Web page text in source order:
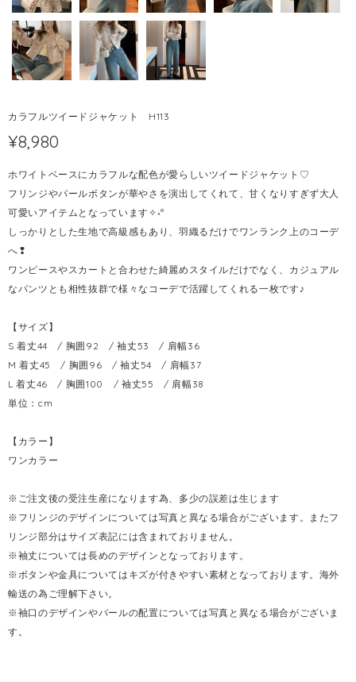
カラフルツイードジャケット H113
¥8,980
ホワイトベースにカラフルな配色が愛らしいツイードジャケット♡
フリンジやパールボタンが華やさを演出してくれて、甘くなりすぎず大人
可愛いアイテムとなっています✧˖°
しっかりとした生地で高級感もあり、羽織るだけでワンランク上のコーデ
へ❢
ワンピースやスカートと合わせた綺麗めスタイルだけでなく、カジュアル
なパンツとも相性抜群で様々なコーデで活躍してくれる一枚です♪
【サイズ】
S 着丈44 / 胸囲92 / 袖丈53 / 肩幅36
M 着丈45 / 胸囲96 / 袖丈54 / 肩幅37
L 着丈46 / 胸囲100 / 袖丈55 / 肩幅38
単位：cm
【カラー】
ワンカラー
※ご注文後の受注生産になります為、多少の誤差は生じます
※フリンジのデザインについては写真と異なる場合がございます。またフ
リンジ部分はサイズ表記には含まれておりません。
※袖丈については長めのデザインとなっております。
※ボタンや金具についてはキズが付きやすい素材となっております。海外
輸送の為ご理解下さい。
※袖口のデザインやパールの配置については写真と異なる場合がございま
す。